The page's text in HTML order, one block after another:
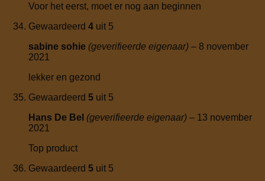
Voor het eerst, moet er nog aan beginnen
Gewaardeerd 4 uit 5
sabine sohie (geverifieerde eigenaar) – 8 november
2021
lekker en gezond
Gewaardeerd 5 uit 5
Hans De Bel (geverifieerde eigenaar) – 13 november
2021
Top product
Gewaardeerd 5 uit 5